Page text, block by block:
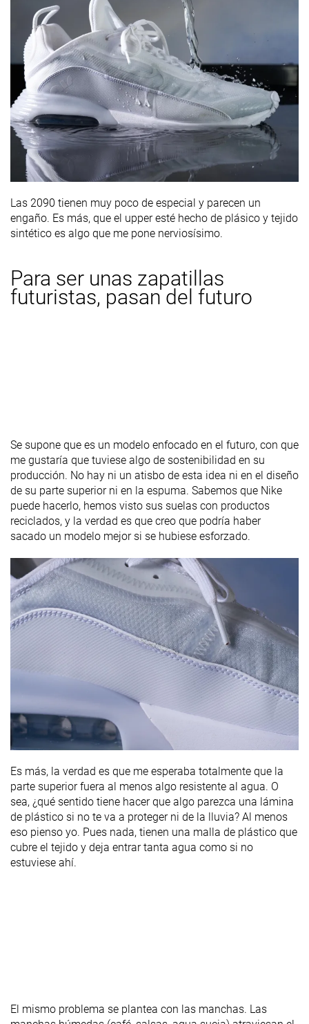
Las 2090 tienen muy poco de especial y parecen un
engaño. Es más, que el upper esté hecho de plásico y tejido
sintético es algo que me pone nerviosísimo.
Para ser unas zapatillas
futuristas, pasan del futuro
Se supone que es un modelo enfocado en el futuro, con que
me gustaría que tuviese algo de sostenibilidad en su
producción. No hay ni un atisbo de esta idea ni en el diseño
de su parte superior ni en la espuma. Sabemos que Nike
puede hacerlo, hemos visto sus suelas con productos
reciclados, y la verdad es que creo que podría haber
sacado un modelo mejor si se hubiese esforzado.
Es más, la verdad es que me esperaba totalmente que la
parte superior fuera al menos algo resistente al agua. O
sea, ¿qué sentido tiene hacer que algo parezca una lámina
de plástico si no te va a proteger ni de la lluvia? Al menos
eso pienso yo. Pues nada, tienen una malla de plástico que
cubre el tejido y deja entrar tanta agua como si no
estuviese ahí.
El mismo problema se plantea con las manchas. Las